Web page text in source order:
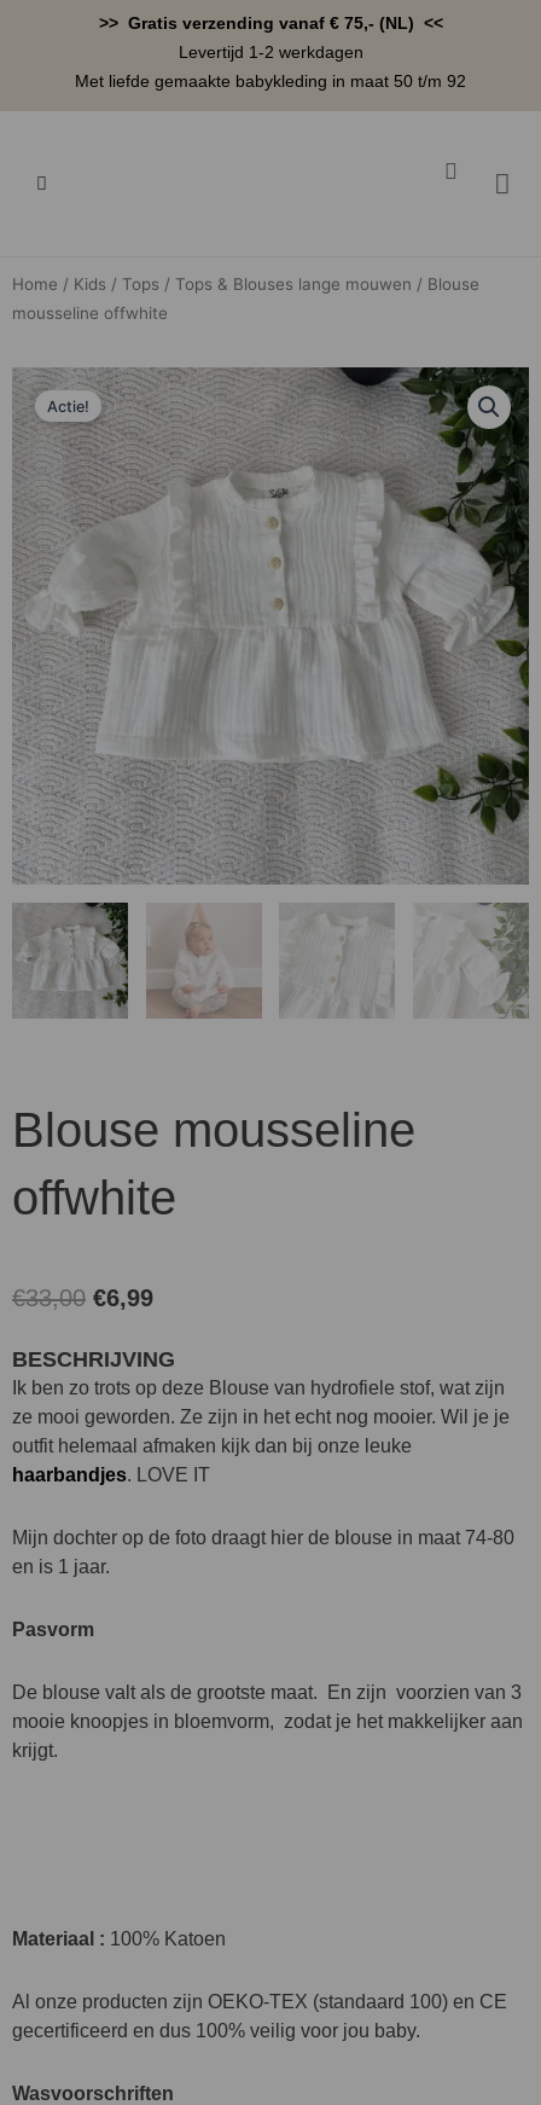
>> Gratis verzending vanaf € 75,- (NL) <<
Levertijd 1-2 werkdagen
Met liefde gemaakte babykleding in maat 50 t/m 92
Home / Kids / Tops / Tops & Blouses lange mouwen / Blouse
mousseline offwhite
Actie!
Blouse mousseline
offwhite
€33,00 Oorspronkelijke
was:
€33,00.
€6,99Huidige
is:
€6,99.
BESCHRIJVING
Ik ben zo trots op deze Blouse van hydrofiele stof, wat zijn
ze mooi geworden. Ze zijn in het echt nog mooier. Wil je je
outfit helemaal afmaken kijk dan bij onze leuke
haarbandjes. LOVE IT
Mijn dochter op de foto draagt hier de blouse in maat 74-80
en is 1 jaar.
Pasvorm
De blouse valt als de grootste maat. En zijn voorzien van 3
mooie knoopjes in bloemvorm, zodat je het makkelijker aan
krijgt.
Materiaal : 100% Katoen
Al onze producten zijn OEKO-TEX (standaard 100) en CE
gecertificeerd en dus 100% veilig voor jou baby.
Wasvoorschriften